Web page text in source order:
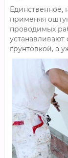
Единственное,
применяя
проводимых
устанавливают
грунтовкой, а